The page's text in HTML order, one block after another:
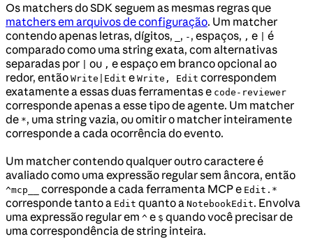
Os matchers do SDK seguem as mesmas regras que
matchers em arquivos de configuração. Um matcher
contendo apenas letras, dígitos,
, - , espaços, , e
é
comparado como uma string exata, com alternativas
separadas por
ou , e espaço em branco opcional ao
redor, então Write|Edit e Write, Edit correspondem
exatamente a essas duas ferramentas e code-reviewer
corresponde apenas a esse tipo de agente. Um matcher
de *, uma string vazia, ou omitir o matcher inteiramente
corresponde a cada ocorrência do evento.
Um matcher contendo qualquer outro caractere é
avaliado como uma expressão regular sem âncora, então
^mcp__ corresponde a cada ferramenta MCP e Edit.*
corresponde tanto a Edit quanto a NotebookEdit. Envolva
uma expressão regular em ^ e $ quando você precisar de
uma correspondência de string inteira.